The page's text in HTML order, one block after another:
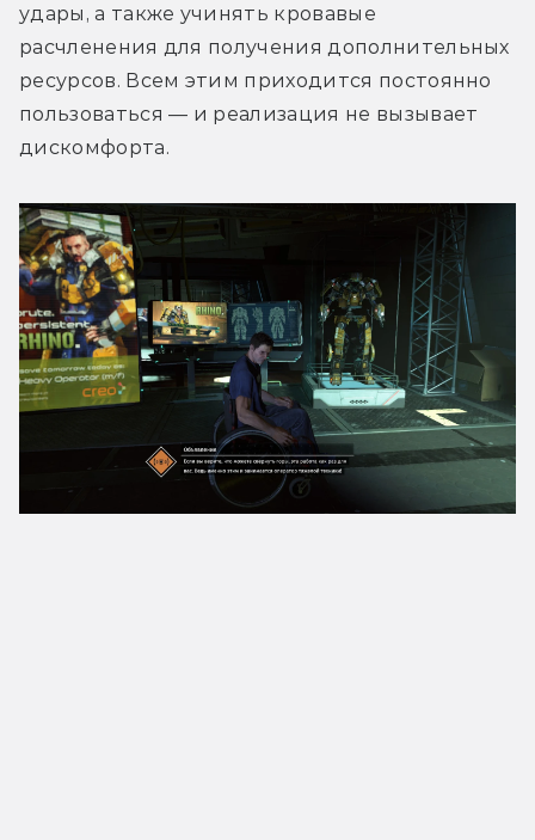
удары, а также учинять кровавые
расчленения для получения дополнительных
ресурсов. Всем этим приходится постоянно
пользоваться — и реализация не вызывает
дискомфорта.